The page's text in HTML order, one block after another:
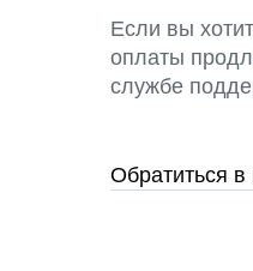
Если вы
оплаты
службе
Обратиться